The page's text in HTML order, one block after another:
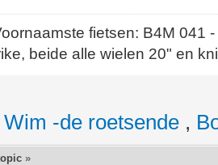
fietsen: B4M
beide alle wielen 20" en
Wim -de roetsende ,
»